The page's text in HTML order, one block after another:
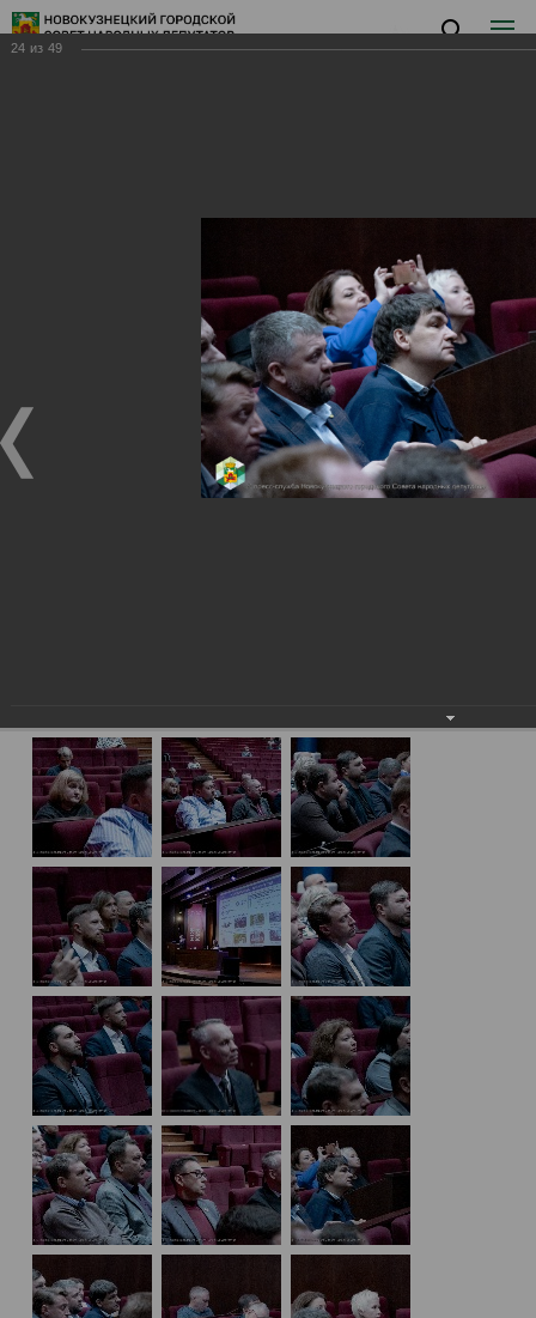
24 из 49